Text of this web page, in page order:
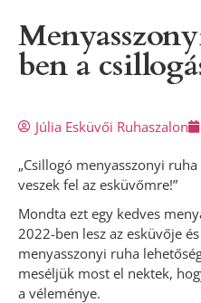
ben a
Júlia Esküvői Ruhaszalon
„Csillogó menyasszonyi
veszek fel az esküvőmre!”
Mondta ezt egy kedves
2022-ben lesz az esküvője
menyasszonyi ruha
meséljük most el nektek,
a véleménye.